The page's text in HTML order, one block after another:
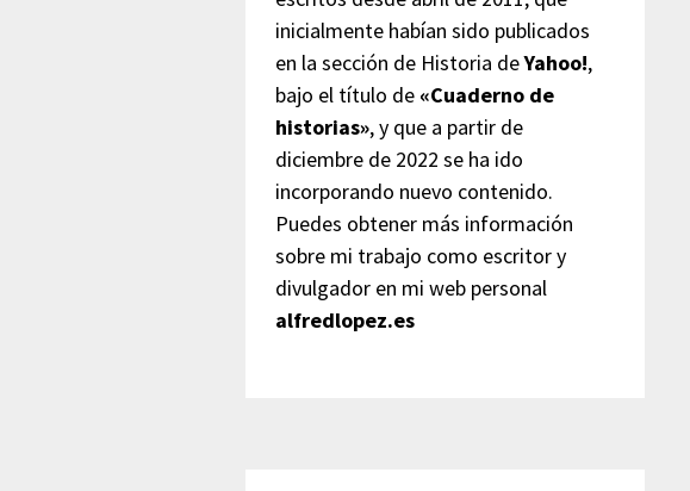
inicialmente habían sido publicados
en la sección de Historia deYahoo!,
bajo el título de «Cuaderno de
historias», y que a partir de
diciembre de 2022 se ha ido
incorporando nuevo contenido.
Puedes obtener más información
sobre mi trabajo como escritor y
divulgador en mi web personal
alfredlopez.es